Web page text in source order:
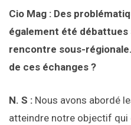
Cio Mag : Des
également été
rencontre sous-
de ces échanges ?
N. S : Nous avons abordé
atteindre notre objectif